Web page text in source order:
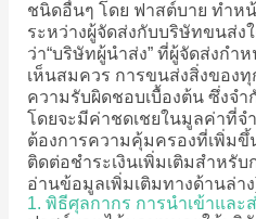
ชนิดอื่นๆ โดย ฟาสต์บาย ทำห
ระหว่างผู้จัดส่งกับบริษัทขนส่ง
ว่า“บริษัทผู้นำส่ง” ที่ผู้จัดส่งกำ
เห็นสมควร การขนส่งสิ่งของ
ความรับผิดชอบเบื้องต้น ซึ่งจ
โดยจะมีค่าชดเชยในมูลค่าที่
ต้องการความคุ้มครองที่เพิ่มขึ้
ติดต่อชำระเงินเพิ่มเติมสำหรั
อ่านข้อมูลเพิ่มเติมทางด้านล่า
1. พิธีศุลกากร การนำเข้าและ